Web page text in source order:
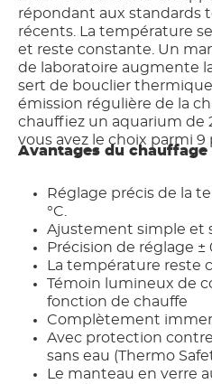
répondant aux standards
récents. La température
et reste constante. Un
de laboratoire augmente
sert de bouclier
émission régulière de la
chauffiez un aquarium de
vous avez le choix parmi 9
Avantages du chauffage
Réglage précis de la
°C.
Ajustement simple et
Précision de réglage ±
La température reste
Témoin lumineux de
fonction de chauffe
Complètement
Avec protection
sans eau (Thermo
Le manteau en verre